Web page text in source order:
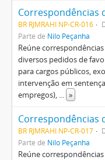
Correspondências
BR RJMRAHI NP-CR-016
Parte de Nilo Peçanha
Reúne
diversos pedidos de
para cargos públicos,
intervenção em
empregos), ... »
Correspondências
BR RJMRAHI NP-CR-017
Parte de Nilo Peçanha
Reúne